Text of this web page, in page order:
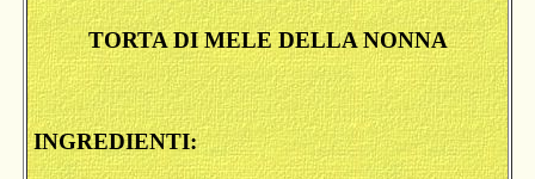
TORTA DI MELE DELLA NONNA
INGREDIENTI: